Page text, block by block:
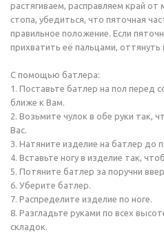
растягиваем, расправляем край
стопа, убедиться, что пяточная
правильное положение. Если
прихватить её пальцами,
С помощью батлера:
1. Поставьте батлер на пол перед
ближе к Вам.
2. Возьмите чулок в обе руки так,
Вас.
3. Натяните изделие на батлер до
4. Вставьте ногу в изделие так,
5. Потяните батлер за поручни
6. Уберите батлер.
7. Распределите изделие по ноге.
8. Разгладьте руками по всех
складок.